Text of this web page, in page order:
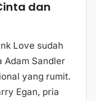
dan
Love sudah
Adam Sandler
yang rumit.
Egan, pria